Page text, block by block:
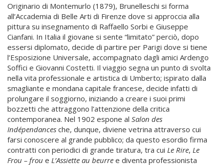
Originario di Montemurlo (1879), Brunelleschi si forma
all’Accademia di Belle Arti di Firenze dove si approccia alla
pittura su insegnamento di Raffaello Sorbi e Giuseppe
Cianfani. In Italia il giovane si sente “limitato” perciò, dopo
essersi diplomato, decide di partire per Parigi dove si tiene
l’Esposizione Universale, accompagnato dagli amici Ardengo
Soffici e Giovanni Costetti. Il viaggio segna un punto di svolta
nella vita professionale e artistica di Umberto; ispirato dalla
smagliante e mondana capitale francese, decide infatti di
prolungare il soggiorno, iniziando a creare i suoi primi
bozzetti che attraggono l’attenzione della critica
contemporanea. Nel 1902 espone al Salon des
Indépendances che, dunque, diviene vetrina attraverso cui
farsi conoscere al grande pubblico; da questo esordio firma
contratti con periodici di grande tiratura, tra cui Le Rire, Le
Frou – frou e L’Assiette au beurre e diventa professionista